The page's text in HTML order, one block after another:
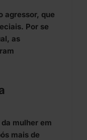
agressor, que
Por se
as
mulher em
mais de